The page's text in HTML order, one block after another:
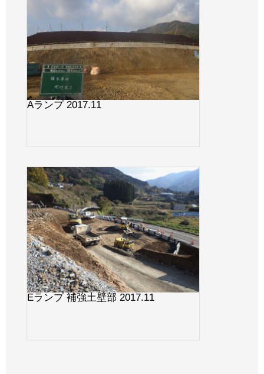
Aランプ 2017.11
Eランプ 補強土壁部 2017.11